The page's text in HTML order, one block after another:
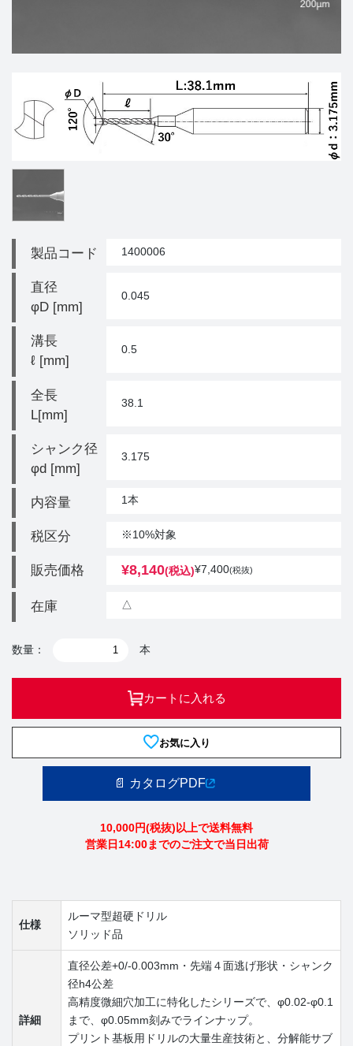
製品コード 1400006
直径
φD [mm]
0.045
溝長
ℓ [mm]
0.5
全長
L[mm]
38.1
シャンク径
φd [mm]
3.175
内容量 1本
税区分 ※10%対象
販売価格 ¥8,140(税込)¥7,400(税抜)
在庫 △
数量： 本
カートに入れる
お気に入り
📄 カタログPDF
10,000円(税抜)以上で送料無料
営業日14:00までのご注文で当日出荷
仕様
ルーマ型超硬ドリル
ソリッド品
詳細
直径公差+0/-0.003mm・先端４面逃げ形状・シャンク
径h4公差
高精度微細穴加工に特化したシリーズで、φ0.02-φ0.1
まで、φ0.05mm刻みでラインナップ。
プリント基板用ドリルの大量生産技術と、分解能サブ